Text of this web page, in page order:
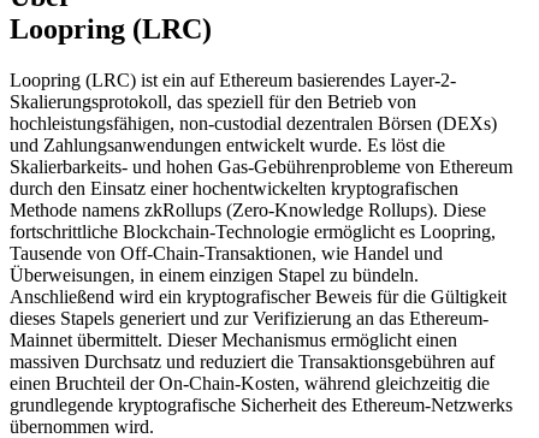
Loopring (LRC)
Loopring (LRC) ist ein auf Ethereum basierendes Layer-2-
Skalierungsprotokoll, das speziell für den Betrieb von
hochleistungsfähigen, non-custodial dezentralen Börsen (DEXs)
und Zahlungsanwendungen entwickelt wurde. Es löst die
Skalierbarkeits- und hohen Gas-Gebührenprobleme von Ethereum
durch den Einsatz einer hochentwickelten kryptografischen
Methode namens zkRollups (Zero-Knowledge Rollups). Diese
fortschrittliche Blockchain-Technologie ermöglicht es Loopring,
Tausende von Off-Chain-Transaktionen, wie Handel und
Überweisungen, in einem einzigen Stapel zu bündeln.
Anschließend wird ein kryptografischer Beweis für die Gültigkeit
dieses Stapels generiert und zur Verifizierung an das Ethereum-
Mainnet übermittelt. Dieser Mechanismus ermöglicht einen
massiven Durchsatz und reduziert die Transaktionsgebühren auf
einen Bruchteil der On-Chain-Kosten, während gleichzeitig die
grundlegende kryptografische Sicherheit des Ethereum-Netzwerks
übernommen wird.